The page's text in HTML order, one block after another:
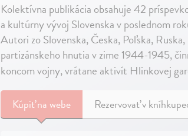
Kolektívna publikácia obsahuje 42
a kultúrny vývoj Slovenska v poslednom
Autori zo Slovenska, Česka, Poľska,
partizánskeho hnutia v zime 1944-1945,
koncom vojny, vrátane aktivít Hlinkovej
Kúpiťna webe Rezervovať v